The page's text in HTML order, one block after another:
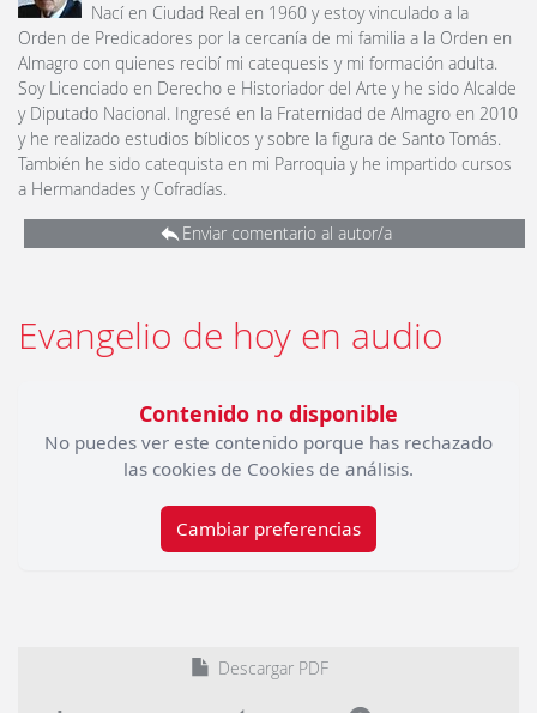
Nací en Ciudad Real en 1960 y estoy vinculado a la
Orden de Predicadores por la cercanía de mi familia a la Orden en
Almagro con quienes recibí mi catequesis y mi formación adulta.
Soy Licenciado en Derecho e Historiador del Arte y he sido Alcalde
y Diputado Nacional. Ingresé en la Fraternidad de Almagro en 2010
y he realizado estudios bíblicos y sobre la figura de Santo Tomás.
También he sido catequista en mi Parroquia y he impartido cursos
a Hermandades y Cofradías.
Enviar comentario al autor/a
Evangelio de hoy en audio
Contenido no disponible
No puedes ver este contenido porque has rechazado
las cookies de Cookies de análisis.
Cambiar preferencias
Descargar PDF